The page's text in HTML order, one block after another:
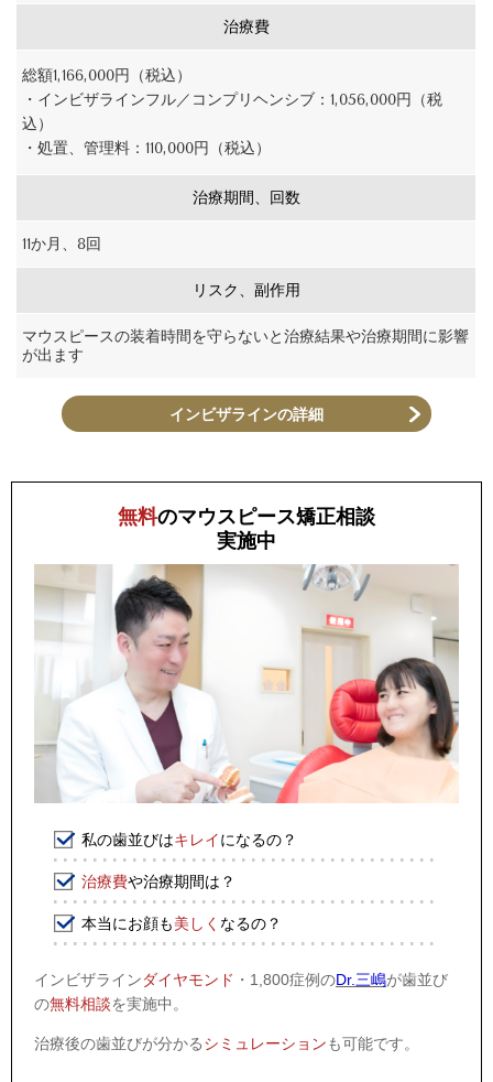
治療費
総額1,166,000円（税込）
・インビザラインフル／コンプリヘンシブ：1,056,000円（税
込）
・処置、管理料：110,000円（税込）
治療期間、回数
11か月、8回
リスク、副作用
マウスピースの装着時間を守らないと治療結果や治療期間に影響
が出ます
インビザラインの詳細
無料のマウスピース矯正相談
実施中
私の歯並びはキレイになるの？
治療費や治療期間は？
本当にお顔も美しく なるの？
インビザラインダイヤモンド ・1,800症例のDr.三嶋が歯並び
の無料相談を実施中。
治療後の歯並びが分かるシミュレーションも可能です。